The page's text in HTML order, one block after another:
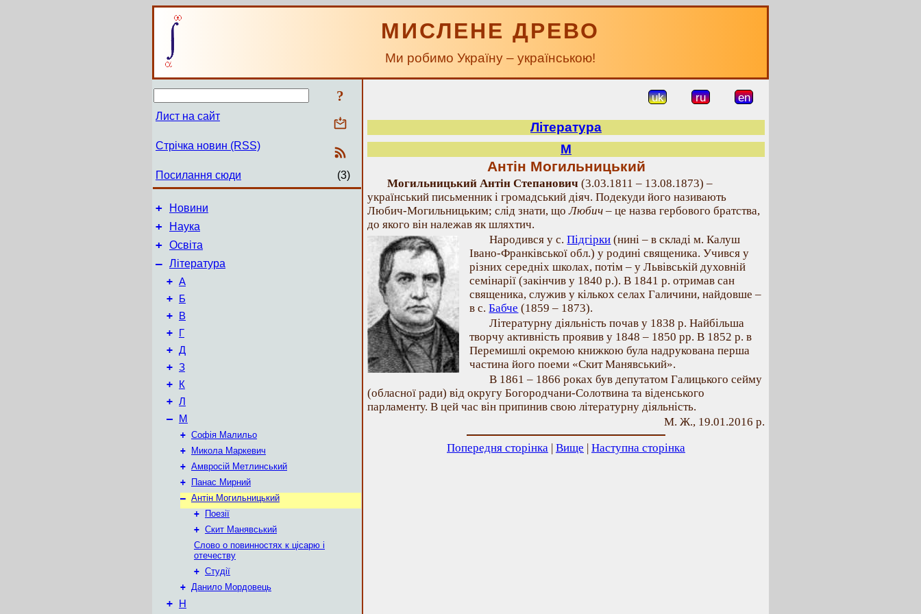
МИСЛЕНЕ ДРЕВО
Ми робимо Україну – українською!
?
Лист на сайт
Стрічка новин (RSS)
Посилання сюди (3)
+ Новини
+ Наука
+ Освіта
– Література
+ А
+ Б
+ В
+ Г
+ Д
+ З
+ К
+ Л
– М
+ Софія Малильо
+
Микола Маркевич
+ Амвросій Метлинський
+
Панас Мирний
– Антін Могильницький
+
Поезії
+ Скит Манявський
Слово о повинностях к цісарю і
отечеству
+ Студії
+ Данило Мордовець
+ Н
uk ru en
Література
М
Антін Могильницький
Могильницький Антін Степанович (3.03.1811 – 13.08.1873) –
український письменник і громадський діяч. Подекуди його називають
Любич-Могильницьким; слід знати, щоЛюбич – це назва гербового братства,
до якого він належав як шляхтич.
Народився у с.Підгірки (нині – в складі м. Калуш
Івано-Франківської обл.) у родині священика. Учився у
різних середніх школах, потім – у Львівській духовній
семінарії (закінчив у 1840 р.). В 1841 р. отримав сан
священика, служив у кількох селах Галичини, найдовше –
в с.Бабче (1859 – 1873).
Літературну діяльність почав у 1838 р. Найбільша
творчу активність проявив у 1848 – 1850 рр. В 1852 р. в
Перемишлі окремою книжкою була надрукована перша
частина його поеми «Скит Манявський».
В 1861 – 1866 роках був депутатом Галицького сейму
(обласної ради) від округу Богородчани-Солотвина та віденського
парламенту. В цей час він припинив свою літературну діяльність.
М. Ж., 19.01.2016 р.
Попередня сторінка | Вище | Наступна сторінка